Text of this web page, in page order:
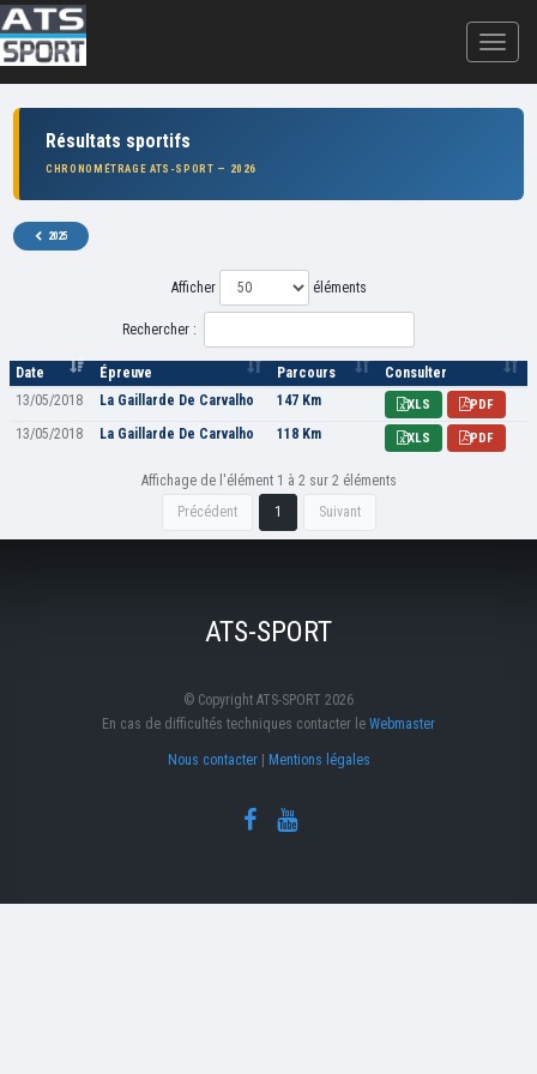
Résultats sportifs
CHRONOMÉTRAGE ATS-SPORT — 2026
2025
Afficher éléments
Rechercher :
Date Épreuve Parcours
Consulter
13/05/2018
La Gaillarde De Carvalho 147 Km XLS PDF
13/05/2018 La Gaillarde De Carvalho 118 Km XLS PDF
Affichage de l'élément 1 à 2 sur 2 éléments
Précédent
1 Suivant
ATS-SPORT
© Copyright ATS-SPORT 2026
En cas de difficultés techniques contacter le Webmaster
Nous contacter| Mentions légales